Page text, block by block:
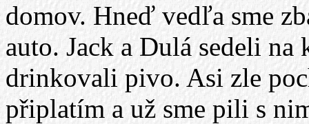
domov. Hneď vedľa sme
auto. Jack a Dulá sedeli
drinkovali pivo. Asi zle
připlatím a už sme pili s